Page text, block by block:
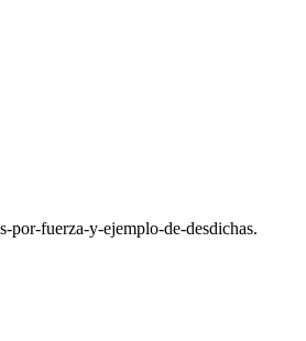
por-fuerza-y-ejemplo-de-desdichas.